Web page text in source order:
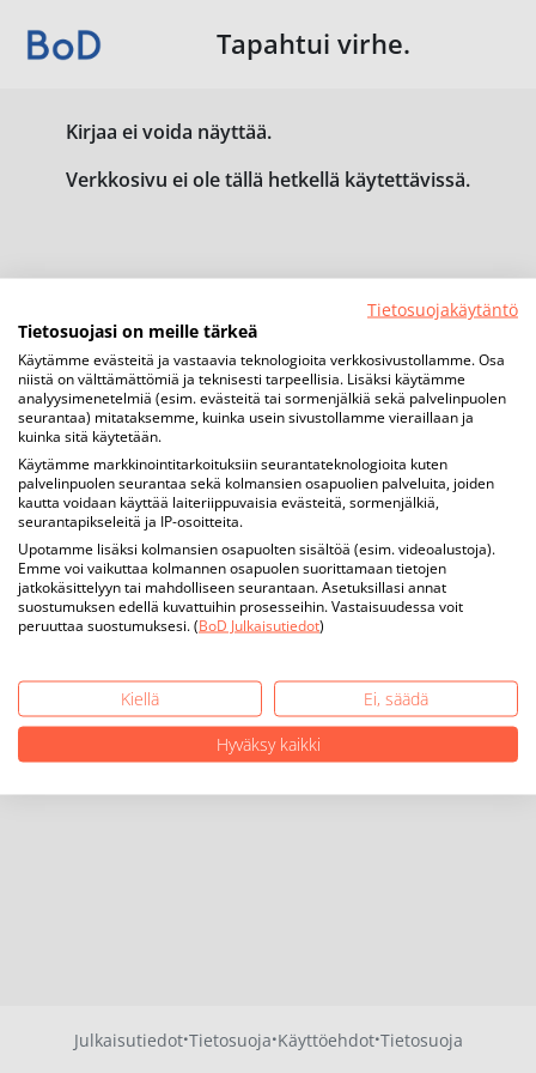
Tapahtui virhe.
Kirjaa ei voida näyttää.
Verkkosivu ei ole tällä hetkellä käytettävissä.
Julkaisutiedot·Tietosuoja·Käyttöehdot·Tietosuoja
Tietosuojakäytäntö
Tietosuojasi on meille tärkeä
Käytämme evästeitä ja vastaavia teknologioita verkkosivustollamme. Osa
niistä on välttämättömiä ja teknisesti tarpeellisia. Lisäksi käytämme
analyysimenetelmiä (esim. evästeitä tai sormenjälkiä sekä palvelinpuolen
seurantaa) mitataksemme, kuinka usein sivustollamme vieraillaan ja
kuinka sitä käytetään.
Käytämme markkinointitarkoituksiin seurantateknologioita kuten
palvelinpuolen seurantaa sekä kolmansien osapuolien palveluita, joiden
kautta voidaan käyttää laiteriippuvaisia evästeitä, sormenjälkiä,
seurantapikseleitä ja IP-osoitteita.
Upotamme lisäksi kolmansien osapuolten sisältöä (esim. videoalustoja).
Emme voi vaikuttaa kolmannen osapuolen suorittamaan tietojen
jatkokäsittelyyn tai mahdolliseen seurantaan. Asetuksillasi annat
suostumuksen edellä kuvattuihin prosesseihin. Vastaisuudessa voit
peruuttaa suostumuksesi. (BoD Julkaisutiedot)
Kiellä
Ei, säädä
Hyväksy kaikki